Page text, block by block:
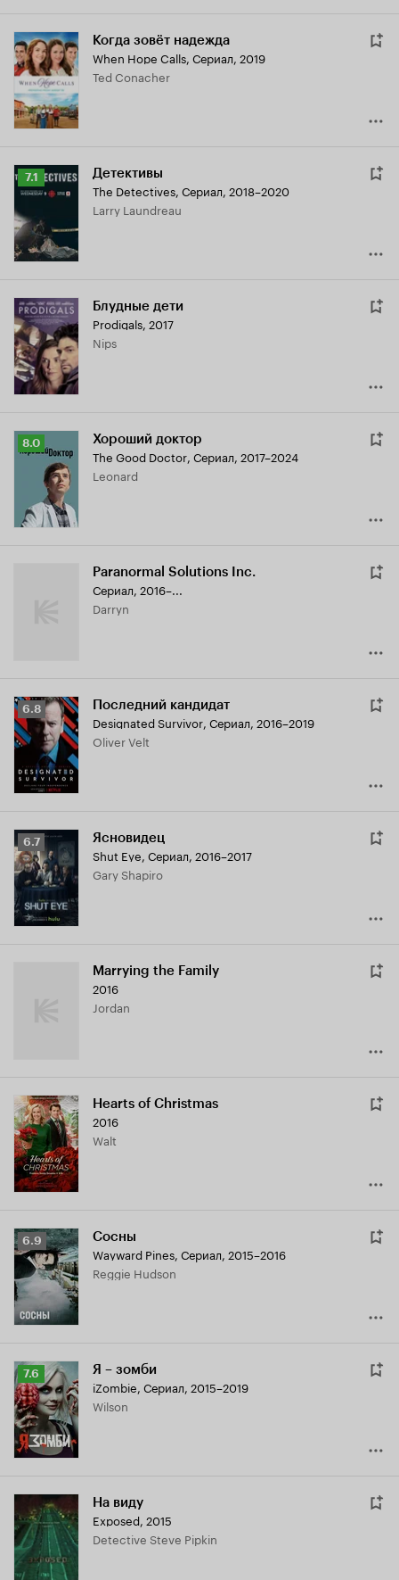
Когда зовёт надежда
When Hope Calls, Сериал, 2019
Ted Conacher
Рейтинг
Кинопоиска
7.1
7.1 Детективы
The Detectives, Сериал, 2018–2020
Larry Laundreau
Блудные дети
Prodigals, 2017
Nips
Рейтинг
Кинопоиска
8.0 Хороший доктор
The Good Doctor, Сериал, 2017–2024
Leonard
Paranormal Solutions Inc.
Сериал, 2016–...
Darryn
Рейтинг
Кинопоиска
6.8
6.8 Последний кандидат
Designated Survivor, Сериал, 2016–2019
Oliver Velt
Рейтинг
Кинопоиска
6.7
6.7 Ясновидец
Shut Eye, Сериал, 2016–2017
Gary Shapiro
Marrying the Family
2016
Jordan
Hearts of Christmas
2016
Walt
Рейтинг
Кинопоиска
6.9
6.9 Сосны
Wayward Pines, Сериал, 2015–2016
Reggie Hudson
Рейтинг
Кинопоиска
7.6
7.6 Я – зомби
iZombie, Сериал, 2015–2019
Wilson
На виду
Exposed, 2015
Detective Steve Pipkin